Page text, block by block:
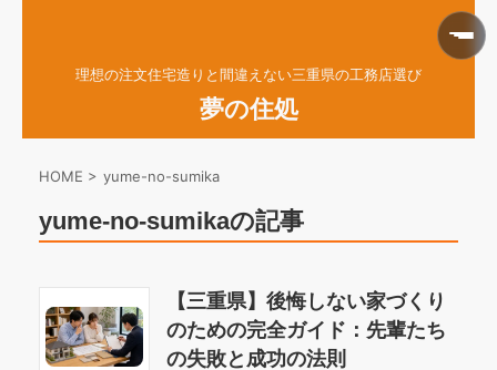
理想の注文住宅造りと間違えない三重県の工務店選び
夢の住処
HOME > yume-no-sumika
yume-no-sumikaの記事
【三重県】後悔しない家づくり
のための完全ガイド：先輩たち
の失敗と成功の法則